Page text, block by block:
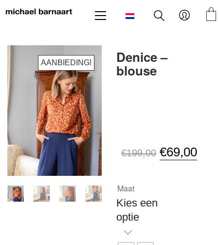
AANBIEDING! Denice –
blouse
€199,00 €69,00
Maat
Kies een
optie